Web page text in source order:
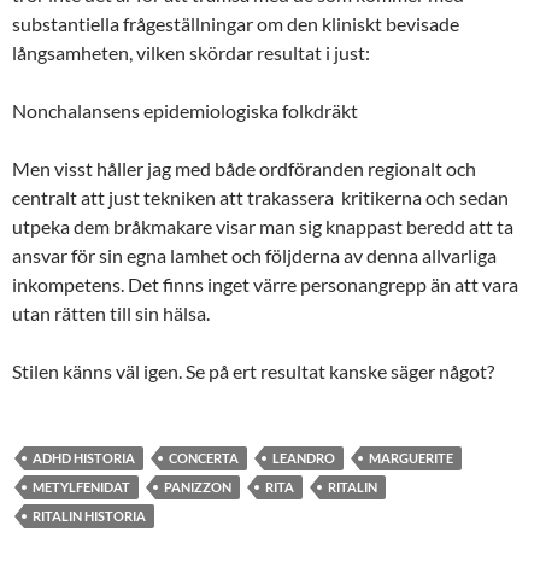
substantiella frågeställningar om den kliniskt bevisade
långsamheten, vilken skördar resultat i just:
Nonchalansens epidemiologiska folkdräkt
Men visst håller jag med både ordföranden regionalt och
centralt att just tekniken att trakassera kritikerna och sedan
utpeka dem bråkmakare visar man sig knappast beredd att ta
ansvar för sin egna lamhet och följderna av denna allvarliga
inkompetens. Det finns inget värre personangrepp än att vara
utan rätten till sin hälsa.
Stilen känns väl igen. Se på ert resultat kanske säger något?
ADHD HISTORIA CONCERTA LEANDRO
MARGUERITE
METYLFENIDAT
PANIZZON RITA
RITALIN
RITALIN HISTORIA